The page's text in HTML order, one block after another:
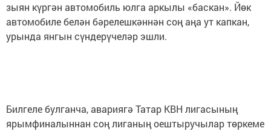
зыян күргән автомобиль юлга аркылы «баскан». Йөк
автомобиле белән бәрелешкәннән соң аңа ут капкан,
урында янгын сүндерүчеләр эшли.
Билгеле булганча, авариягә Татар КВН лигасының
ярымфиналыннан соң лиганың оештыручылар төркеме